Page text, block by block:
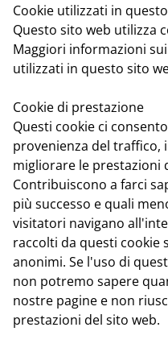
Cookie utilizzati in
Questo sito web utilizza
Maggiori informazioni
utilizzati in questo sito
Cookie di prestazione
Questi cookie ci
provenienza del traffico,
migliorare le prestazioni
Contribuiscono a farci
più successo e quali
visitatori navigano
raccolti da questi cookie
anonimi. Se l'uso di
non potremo sapere
nostre pagine e non
prestazioni del sito web.